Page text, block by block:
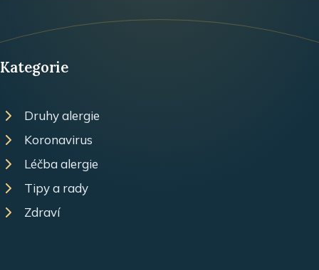
Kategorie
Druhy alergie
Koronavirus
Léčba alergie
Tipy a rady
Zdraví